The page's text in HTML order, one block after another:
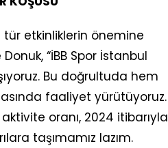
etkinliklerin önemine
“İBB Spor İstanbul
Bu doğrultuda hem
faaliyet yürütüyoruz.
oranı, 2024 itibarıyla
taşımamız lazım.